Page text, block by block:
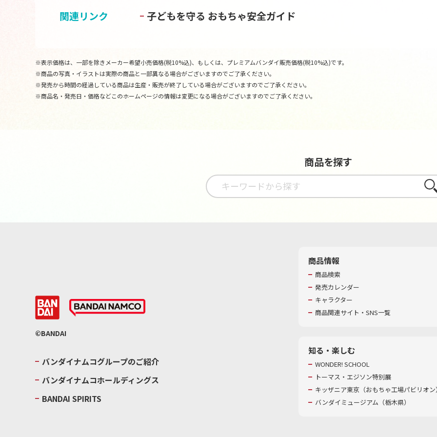
関連リンク 子どもを守る おもちゃ安全ガイド
※表示価格は、一部を除きメーカー希望小売価格(税10%込)、もしくは、プレミアムバンダイ販売価格(税10%込)です。
※商品の写真・イラストは実際の商品と一部異なる場合がございますのでご了承ください。
※発売から時間の経過している商品は生産・販売が終了している場合がございますのでご了承ください。
※商品名・発売日・価格などこのホームページの情報は変更になる場合がございますのでご了承ください。
商品を探す
さが
©BANDAI
バンダイナムコグループのご紹介
バンダイナムコホールディングス
BANDAI SPIRITS
商品情報
商品検索
発売カレンダー
キャラクター
商品関連サイト・SNS一覧
知る・楽しむ
WONDER! SCHOOL
トーマス・エジソン特別展
キッザニア東京（おもちゃ工場パビリオ
バンダイミュージアム（栃木県）